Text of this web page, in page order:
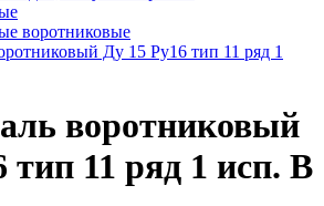
воротниковые
Ду 15 Ру16 тип 11 ряд 1
воротниковый
тип 11 ряд 1 исп. B